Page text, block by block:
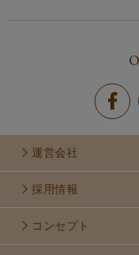
運営会社
採用情報
コンセプト